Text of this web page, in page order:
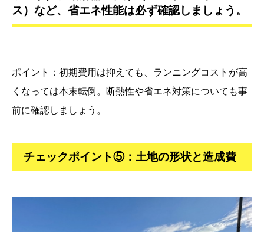
ス）など、省エネ性能は必ず確認しましょう。
ポイント：初期費用は抑えても、ランニングコストが高
くなっては本末転倒。断熱性や省エネ対策についても事
前に確認しましょう。
チェックポイント⑤：土地の形状と造成費